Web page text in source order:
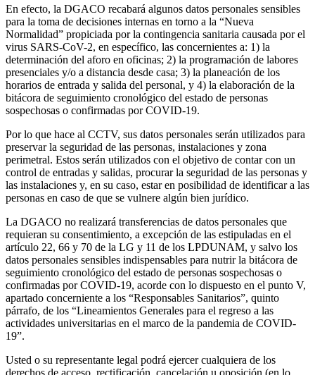
En efecto, la DGACO recabará algunos datos personales sensibles
para la toma de decisiones internas en torno a la “Nueva
Normalidad” propiciada por la contingencia sanitaria causada por el
virus SARS-CoV-2, en específico, las concernientes a: 1) la
determinación del aforo en oficinas; 2) la programación de labores
presenciales y/o a distancia desde casa; 3) la planeación de los
horarios de entrada y salida del personal, y 4) la elaboración de la
bitácora de seguimiento cronológico del estado de personas
sospechosas o confirmadas por COVID-19.
Por lo que hace al CCTV, sus datos personales serán utilizados para
preservar la seguridad de las personas, instalaciones y zona
perimetral. Estos serán utilizados con el objetivo de contar con un
control de entradas y salidas, procurar la seguridad de las personas y
las instalaciones y, en su caso, estar en posibilidad de identificar a las
personas en caso de que se vulnere algún bien jurídico.
La DGACO no realizará transferencias de datos personales que
requieran su consentimiento, a excepción de las estipuladas en el
artículo 22, 66 y 70 de la LG y 11 de los LPDUNAM, y salvo los
datos personales sensibles indispensables para nutrir la bitácora de
seguimiento cronológico del estado de personas sospechosas o
confirmadas por COVID-19, acorde con lo dispuesto en el punto V,
apartado concerniente a los “Responsables Sanitarios”, quinto
párrafo, de los “Lineamientos Generales para el regreso a las
actividades universitarias en el marco de la pandemia de COVID-
19”.
Usted o su representante legal podrá ejercer cualquiera de los